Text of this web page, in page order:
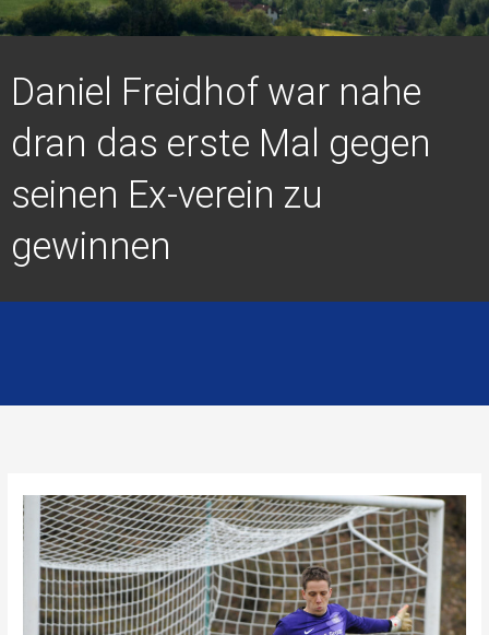
Daniel Freidhof war nahe
dran das erste Mal gegen
seinen Ex-verein zu
gewinnen